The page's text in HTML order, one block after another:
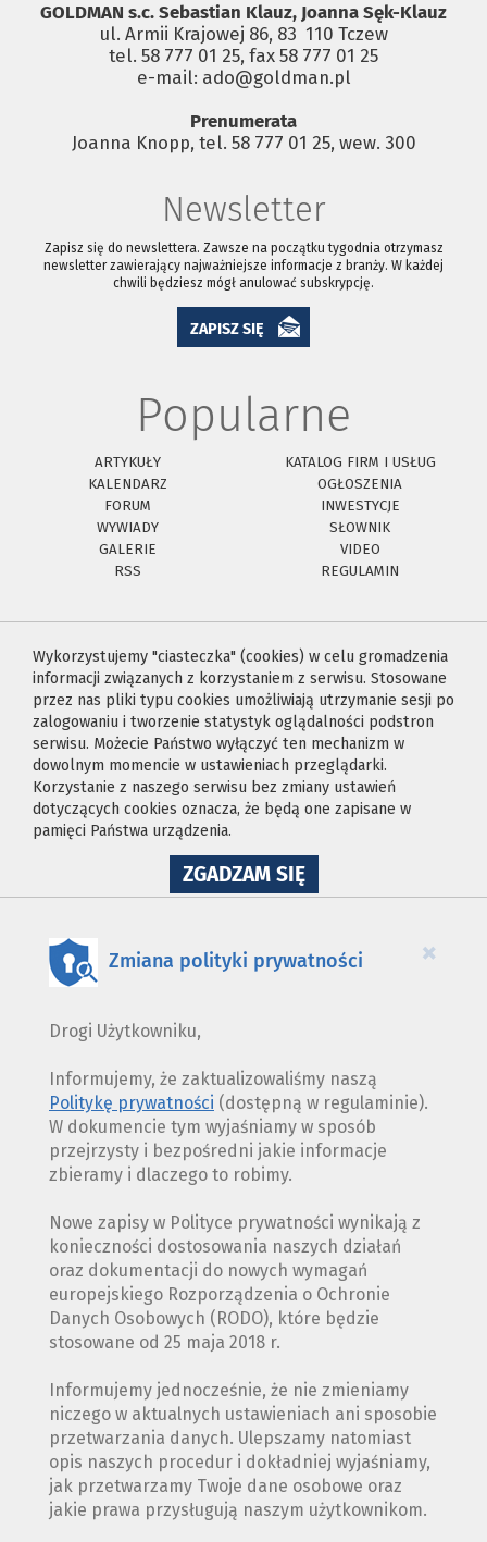
GOLDMAN s.c. Sebastian Klauz, Joanna Sęk-Klauz
ul. Armii Krajowej 86, 83 ­ 110 Tczew
tel. 58 777 01 25, fax 58 777 01 25
e-mail: ado@goldman.pl
Prenumerata
Joanna Knopp, tel. 58 777 01 25, wew. 300
Newsletter
Zapisz się do newslettera. Zawsze na początku tygodnia otrzymasz
newsletter zawierający najważniejsze informacje z branży. W każdej
chwili będziesz mógł anulować subskrypcję.
ZAPISZ SIĘ
Popularne
ARTYKUŁY
KATALOG FIRM I USŁUG
KALENDARZ
OGŁOSZENIA
FORUM
INWESTYCJE
WYWIADY
SŁOWNIK
GALERIE
VIDEO
RSS
REGULAMIN
Wykorzystujemy "ciasteczka" (cookies) w celu gromadzenia
informacji związanych z korzystaniem z serwisu. Stosowane
przez nas pliki typu cookies umożliwiają utrzymanie sesji po
zalogowaniu i tworzenie statystyk oglądalności podstron
serwisu. Możecie Państwo wyłączyć ten mechanizm w
dowolnym momencie w ustawieniach przeglądarki.
Korzystanie z naszego serwisu bez zmiany ustawień
dotyczących cookies oznacza, że będą one zapisane w
pamięci Państwa urządzenia.
ZGADZAM SIĘNA
WYKORZYSTANIE
×
Zmiana polityki prywatności
Drogi Użytkowniku,
Informujemy, że zaktualizowaliśmy naszą
Politykę prywatności (dostępną w regulaminie).
W dokumencie tym wyjaśniamy w sposób
przejrzysty i bezpośredni jakie informacje
zbieramy i dlaczego to robimy.
Nowe zapisy w Polityce prywatności wynikają z
konieczności dostosowania naszych działań
oraz dokumentacji do nowych wymagań
europejskiego Rozporządzenia o Ochronie
Danych Osobowych (RODO), które będzie
stosowane od 25 maja 2018 r.
Informujemy jednocześnie, że nie zmieniamy
niczego w aktualnych ustawieniach ani sposobie
przetwarzania danych. Ulepszamy natomiast
opis naszych procedur i dokładniej wyjaśniamy,
jak przetwarzamy Twoje dane osobowe oraz
jakie prawa przysługują naszym użytkownikom.